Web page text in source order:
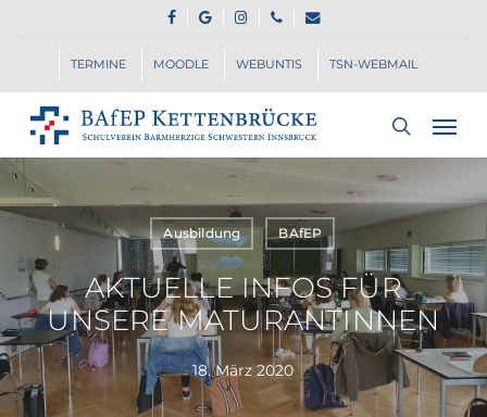
content
FACEBOOK
GOOGLE-
PLUS
INSTAGRAM
PHONEEMAIL
TERMINE MOODLE WEBUNTIS TSN-WEBMAIL
search
Menu
Ausbildung BAfEP
AKTUELLE INFOS FÜR
UNSERE MATURANTINNEN
18. März 2020